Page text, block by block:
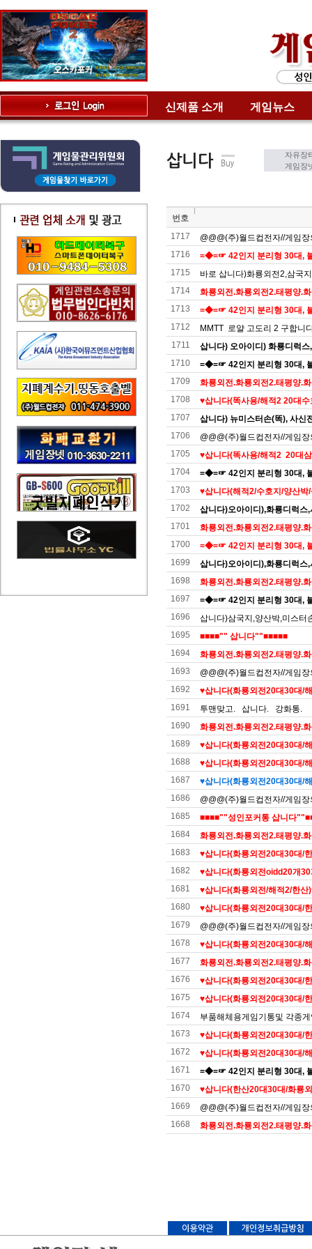
신제품 소개 게임뉴스
자유장
게임장
번호
1717
@@@(주)월드컵전자//게임
1716
=◆=☞ 42인지 분리형 30대,
1715
바로 삽니다)화룡외전2,삼국
1714
화룡외전.화룡외전2.태평양.
1713
=◆=☞ 42인지 분리형 30대,
1712
MMTT 로얄 고도리 2 구합니
1711
삽니다) 오아이디) 화룡디럭
1710
=◆=☞ 42인지 분리형 30대,
1709
화룡외전.화룡외전2.태평양.
1708
♥️삽니다(똑사용/해적2 20대
1707
삽니다) 뉴미스터손(똑), 사신
1706
@@@(주)월드컵전자//게임
1705
♥️삽니다(똑사용/해적2 20대
1704
=◆=☞ 42인지 분리형 30대,
1703
♥️삽니다(해적2/수호지/양산박
1702
삽니다)오아이디),화룡디럭스
1701
화룡외전.화룡외전2.태평양.
1700
=◆=☞ 42인지 분리형 30대,
1699
삽니다)오아이디),화룡디럭스
1698
화룡외전.화룡외전2.태평양.
1697
=◆=☞ 42인지 분리형 30대,
1696
삽니다)삼국지,양산박,미스터
1695
■■■■"" 삽니다""■■■■■
1694
화룡외전.화룡외전2.태평양.
1693
@@@(주)월드컵전자//게임
1692
♥️삽니다(화룡외전20대30대/
1691
투맨맞고. 삽니다. 강화통.
1690
화룡외전.화룡외전2.태평양.
1689
♥️삽니다(화룡외전20대30대/
1688
♥️삽니다(화룡외전20대30대/
1687
♥삽니다(화룡외전20대30대/
1686
@@@(주)월드컵전자//게임
1685
■■■■""성인포커통 삽니다
1684
화룡외전.화룡외전2.태평양.
1683
♥️삽니다(화룡외전20대30대/
1682
♥️삽니다(화룡외전oidd20개
1681
♥️삽니다(화룡외전/해적2/한산
1680
♥삽니다(화룡외전20대30대/
1679
@@@(주)월드컵전자//게임
1678
♥️삽니다(화룡외전20대30대/
1677
화룡외전.화룡외전2.태평양.
1676
♥️삽니다(화룡외전20대30대/
1675
♥삽니다(화룡외전20대30대/
1674
부품해체용게임기통및 각종
1673
♥️삽니다(화룡외전20대30대/
1672
♥️삽니다(화룡외전20대30대/
1671
=◆=☞ 42인지 분리형 30대,
1670
♥️삽니다(한산20대30대/화룡
1669
@@@(주)월드컵전자//게임
1668
화룡외전.화룡외전2.태평양.